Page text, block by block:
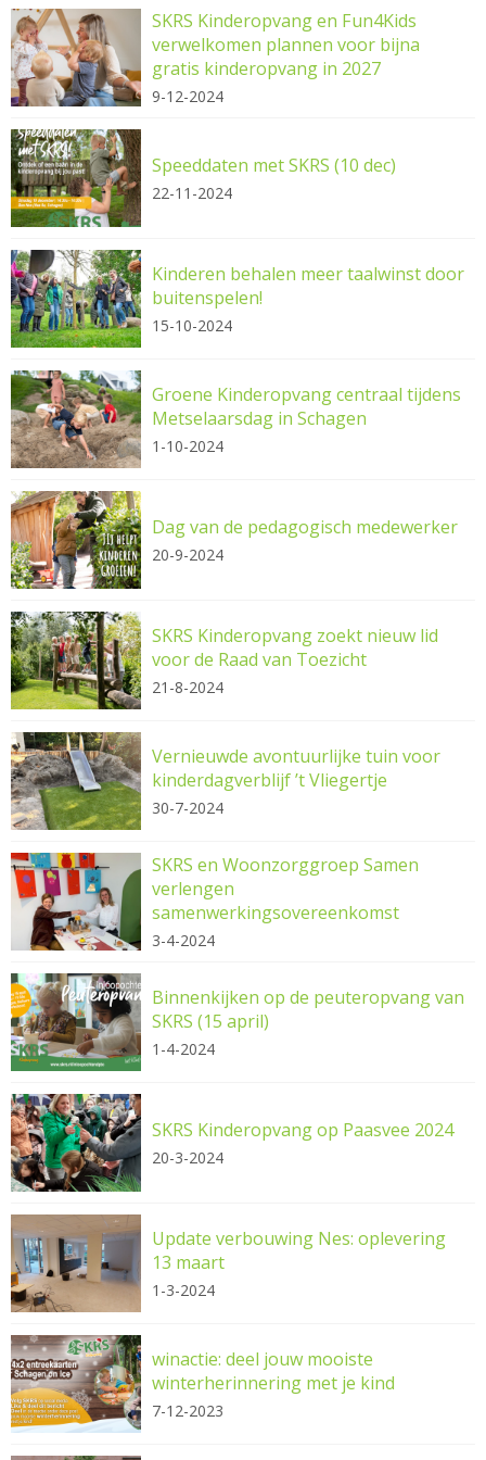
SKRS Kinderopvang en Fun4Kids
verwelkomen plannen voor bijna
gratis kinderopvang in 2027
9-12-2024
Speeddaten met SKRS (10 dec)
22-11-2024
Kinderen behalen meer taalwinst door
buitenspelen!
15-10-2024
Groene Kinderopvang centraal tijdens
Metselaarsdag in Schagen
1-10-2024
Dag van de pedagogisch medewerker
20-9-2024
SKRS Kinderopvang zoekt nieuw lid
voor de Raad van Toezicht
21-8-2024
Vernieuwde avontuurlijke tuin voor
kinderdagverblijf ’t Vliegertje
30-7-2024
SKRS en Woonzorggroep Samen
verlengen
samenwerkingsovereenkomst
3-4-2024
Binnenkijken op de peuteropvang van
SKRS (15 april)
1-4-2024
SKRS Kinderopvang op Paasvee 2024
20-3-2024
Update verbouwing Nes: oplevering
13 maart
1-3-2024
winactie: deel jouw mooiste
winterherinnering met je kind
7-12-2023